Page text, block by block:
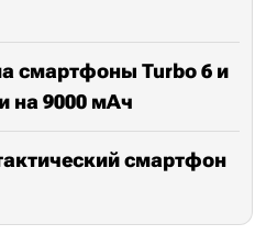
смартфоны Turbo 6 и
на 9000 мАч
смартфон